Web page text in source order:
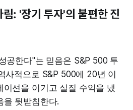
: '장기 투자'의 불편한 진
공한다"는 믿음은 S&P 500 투
사적으로 S&P 500에 20년 이
이션을 이기고 실질 수익을 냈
을 뒷받침한다.